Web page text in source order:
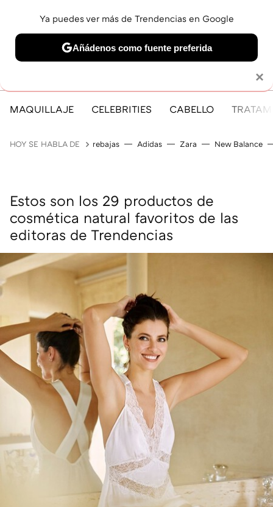
MAQUILLAJE CELEBRITIES CABELLO
HOY SE HABLA DE rebajas Adidas Zara New Balance
Estos son los 29 productos de
cosmética natural favoritos de las
editoras de Trendencias
×
Ya puedes ver más de Trendencias en Google
Añádenos como fuente preferida